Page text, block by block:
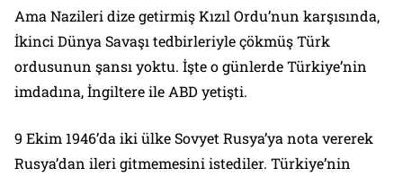
Ama Nazileri dize getirmiş Kızıl Ordu’nun karşısında,
İkinci Dünya Savaşı tedbirleriyle çökmüş Türk
ordusunun şansı yoktu. İşte o günlerde Türkiye’nin
imdadına, İngiltere ile ABD yetişti.
9 Ekim 1946’da iki ülke Sovyet Rusya’ya nota vererek
Rusya’dan ileri gitmemesini istediler. Türkiye’nin